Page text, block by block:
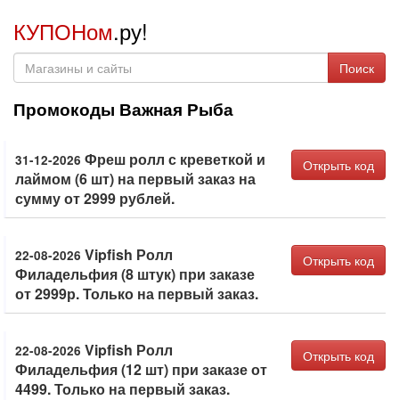
КУПОНом.ру!
Поиск
Промокоды Важная Рыба
31-12-2026 Фреш ролл с креветкой и
лаймом (6 шт) на первый заказ на
сумму от 2999 рублей.
Открыть код
22-08-2026 Vipfish Ролл
Филадельфия (8 штук) при заказе
от 2999р. Только на первый заказ.
Открыть код
22-08-2026 Vipfish Ролл
Филадельфия (12 шт) при заказе от
4499. Только на первый заказ.
Открыть код